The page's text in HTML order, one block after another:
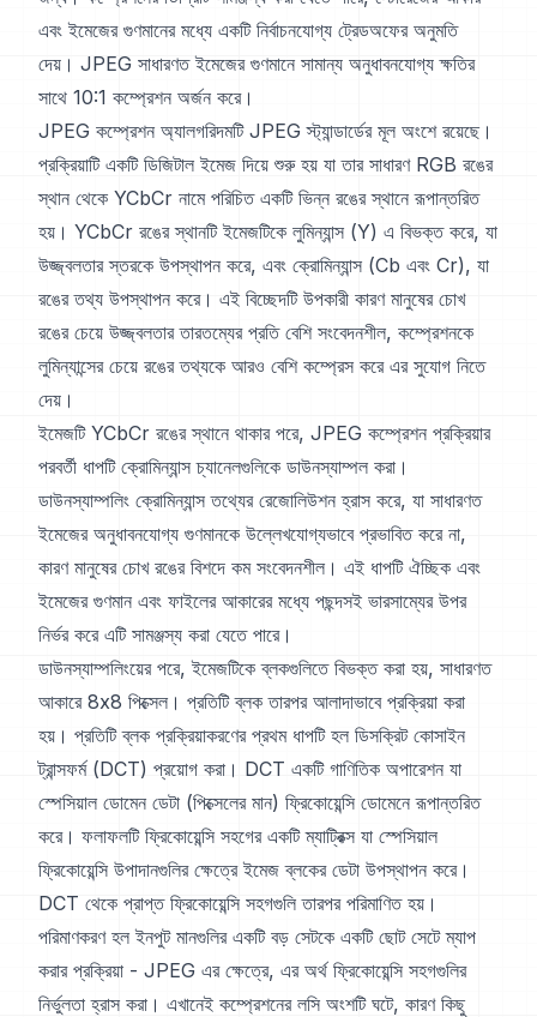
এবং ইমেজের গুণমানের মধ্যে একটি নির্বাচনযোগ্য ট্রেডঅফের অনুমতি
দেয়। JPEG সাধারণত ইমেজের গুণমানে সামান্য অনুধাবনযোগ্য ক্ষতির
সাথে 10:1 কম্প্রেশন অর্জন করে।
JPEG কম্প্রেশন অ্যালগরিদমটি JPEG স্ট্যান্ডার্ডের মূল অংশে রয়েছে।
প্রক্রিয়াটি একটি ডিজিটাল ইমেজ দিয়ে শুরু হয় যা তার সাধারণ RGB রঙের
স্থান থেকে YCbCr নামে পরিচিত একটি ভিন্ন রঙের স্থানে রূপান্তরিত
হয়। YCbCr রঙের স্থানটি ইমেজটিকে লুমিন্যান্স (Y) এ বিভক্ত করে, যা
উজ্জ্বলতার স্তরকে উপস্থাপন করে, এবং ক্রোমিন্যান্স (Cb এবং Cr), যা
রঙের তথ্য উপস্থাপন করে। এই বিচ্ছেদটি উপকারী কারণ মানুষের চোখ
রঙের চেয়ে উজ্জ্বলতার তারতম্যের প্রতি বেশি সংবেদনশীল, কম্প্রেশনকে
লুমিন্যান্সের চেয়ে রঙের তথ্যকে আরও বেশি কম্প্রেস করে এর সুযোগ নিতে
দেয়।
ইমেজটি YCbCr রঙের স্থানে থাকার পরে, JPEG কম্প্রেশন প্রক্রিয়ার
পরবর্তী ধাপটি ক্রোমিন্যান্স চ্যানেলগুলিকে ডাউনস্যাম্পল করা।
ডাউনস্যাম্পলিং ক্রোমিন্যান্স তথ্যের রেজোলিউশন হ্রাস করে, যা সাধারণত
ইমেজের অনুধাবনযোগ্য গুণমানকে উল্লেখযোগ্যভাবে প্রভাবিত করে না,
কারণ মানুষের চোখ রঙের বিশদে কম সংবেদনশীল। এই ধাপটি ঐচ্ছিক এবং
ইমেজের গুণমান এবং ফাইলের আকারের মধ্যে পছন্দসই ভারসাম্যের উপর
নির্ভর করে এটি সামঞ্জস্য করা যেতে পারে।
ডাউনস্যাম্পলিংয়ের পরে, ইমেজটিকে ব্লকগুলিতে বিভক্ত করা হয়, সাধারণত
আকারে 8x8 পিক্সেল। প্রতিটি ব্লক তারপর আলাদাভাবে প্রক্রিয়া করা
হয়। প্রতিটি ব্লক প্রক্রিয়াকরণের প্রথম ধাপটি হল ডিসক্রিট কোসাইন
ট্রান্সফর্ম (DCT) প্রয়োগ করা। DCT একটি গাণিতিক অপারেশন যা
স্পেসিয়াল ডোমেন ডেটা (পিক্সেলের মান) ফ্রিকোয়েন্সি ডোমেনে রূপান্তরিত
করে। ফলাফলটি ফ্রিকোয়েন্সি সহগের একটি ম্যাট্রিক্স যা স্পেসিয়াল
ফ্রিকোয়েন্সি উপাদানগুলির ক্ষেত্রে ইমেজ ব্লকের ডেটা উপস্থাপন করে।
DCT থেকে প্রাপ্ত ফ্রিকোয়েন্সি সহগগুলি তারপর পরিমাণিত হয়।
পরিমাণকরণ হল ইনপুট মানগুলির একটি বড় সেটকে একটি ছোট সেটে ম্যাপ
করার প্রক্রিয়া - JPEG এর ক্ষেত্রে, এর অর্থ ফ্রিকোয়েন্সি সহগগুলির
নির্ভুলতা হ্রাস করা। এখানেই কম্প্রেশনের লসি অংশটি ঘটে, কারণ কিছু